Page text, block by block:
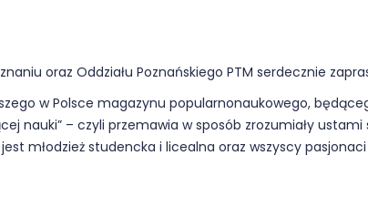
oraz Oddziału Poznańskiego PTM serdecznie
w Polsce magazynu popularnonaukowego,
nauki” – czyli przemawia w sposób zrozumiały
młodzież studencka i licealna oraz wszyscy pasjonaci